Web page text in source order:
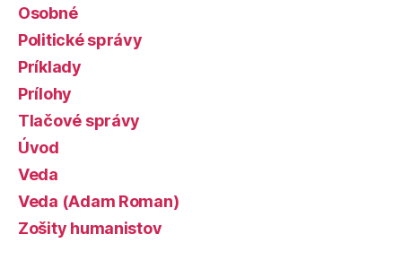
Osobné
Politické správy
Príklady
Prílohy
Tlačové správy
Úvod
Veda
Veda (Adam Roman)
Zošity humanistov